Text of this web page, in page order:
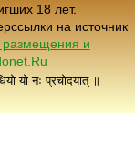
18 лет.
на источник
и
यो नः प्रचोदयात् ॥